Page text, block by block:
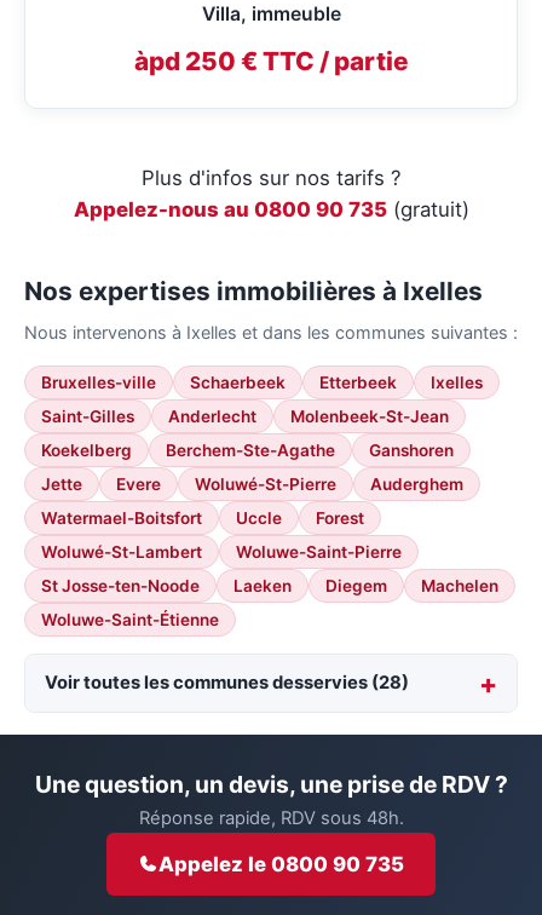
Villa, immeuble
àpd 250 € TTC / partie
Plus d'infos sur nos tarifs ?
Appelez-nous au 0800 90 735(gratuit)
Nos expertises immobilières à Ixelles
Nous intervenons à Ixelles et dans les communes suivantes :
Bruxelles-ville Schaerbeek Etterbeek
Ixelles
Saint-Gilles
Anderlecht
Molenbeek-St-Jean
Koekelberg
Berchem-Ste-Agathe
Ganshoren
Jette
Evere Woluwé-St-Pierre
Auderghem
Watermael-Boitsfort
Uccle
Forest
Woluwé-St-Lambert
Woluwe-Saint-Pierre
St Josse-ten-Noode
Laeken Diegem
Machelen
Woluwe-Saint-Étienne
Voir toutes les communes desservies (28)
Une question, un devis, une prise de RDV ?
Réponse rapide, RDV sous 48h.
Appelez le 0800 90 735